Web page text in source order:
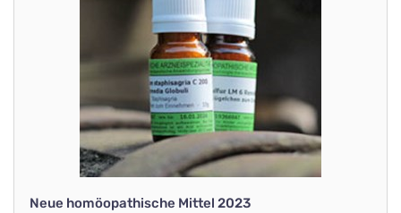
Neue homöopathische Mittel 2023